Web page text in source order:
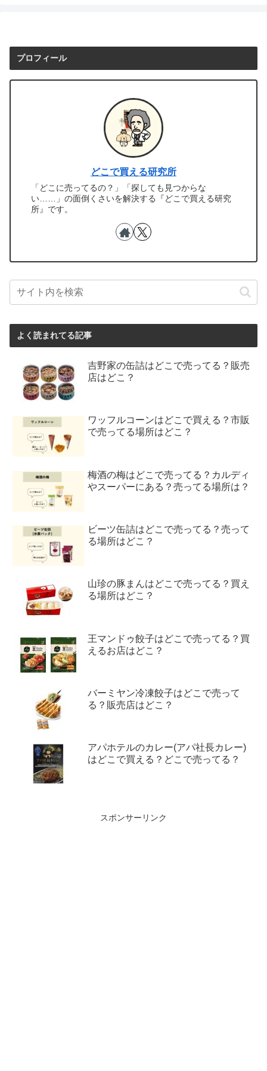
プロフィール
どこで買える研究所
「どこに売ってるの？」「探しても見つからな
い……」の面倒くさいを解決する『どこで買える研究
所』です。
よく読まれてる記事
吉野家の缶詰はどこで売ってる？販売
店はどこ？
ワッフルコーンはどこで買える？市販
で売ってる場所はどこ？
梅酒の梅はどこで売ってる？カルディ
やスーパーにある？売ってる場所は？
ビーツ缶詰はどこで売ってる？売って
る場所はどこ？
山珍の豚まんはどこで売ってる？買え
る場所はどこ？
王マンドゥ餃子はどこで売ってる？買
えるお店はどこ？
バーミヤン冷凍餃子はどこで売って
る？販売店はどこ？
アパホテルのカレー(アパ社長カレー)
はどこで買える？どこで売ってる？
スポンサーリンク